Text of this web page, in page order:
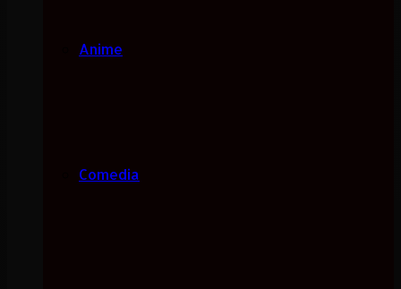
Anime
Comedia